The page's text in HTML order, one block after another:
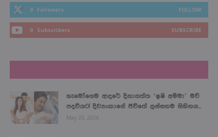
0 Followers FOLLOW
0 Subscribers SUBSCRIBE
හැමෝගෙම ආදරේ දිනාගත්ත ‘ඉෂි අම්මා’ මව්
පදවියට! දිව්‍යංකාගේ ජීවිතේ ලස්සනම සිහිනය...
May 23, 2026